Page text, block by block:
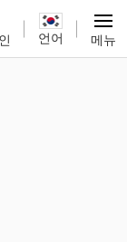
언어 메뉴